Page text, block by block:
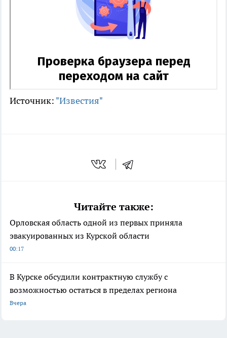
Источник: "Известия"
Читайте также:
Орловская область одной из первых приняла
эвакуированных из Курской области
00:17
В Курске обсудили контрактную службу с
возможностью остаться в пределах региона
Вчера